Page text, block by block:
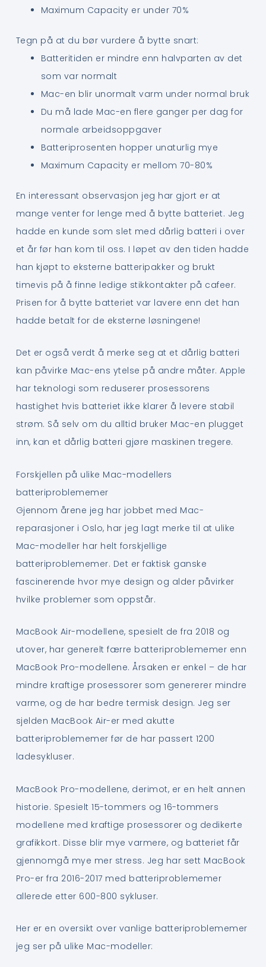
Maximum Capacity er under 70%
Tegn på at du bør vurdere å bytte snart:
Batteritiden er mindre enn halvparten av det
som var normalt
Mac-en blir unormalt varm under normal bruk
Du må lade Mac-en flere ganger per dag for
normale arbeidsoppgaver
Batteriprosenten hopper unaturlig mye
Maximum Capacity er mellom 70-80%
En interessant observasjon jeg har gjort er at
mange venter for lenge med å bytte batteriet. Jeg
hadde en kunde som slet med dårlig batteri i over
et år før han kom til oss. I løpet av den tiden hadde
han kjøpt to eksterne batteripakker og brukt
timevis på å finne ledige stikkontakter på cafeer.
Prisen for å bytte batteriet var lavere enn det han
hadde betalt for de eksterne løsningene!
Det er også verdt å merke seg at et dårlig batteri
kan påvirke Mac-ens ytelse på andre måter. Apple
har teknologi som reduserer prosessorens
hastighet hvis batteriet ikke klarer å levere stabil
strøm. Så selv om du alltid bruker Mac-en plugget
inn, kan et dårlig batteri gjøre maskinen tregere.
Forskjellen på ulike Mac-modellers
batteriproblememer
Gjennom årene jeg har jobbet med Mac-
reparasjoner i Oslo, har jeg lagt merke til at ulike
Mac-modeller har helt forskjellige
batteriproblememer. Det er faktisk ganske
fascinerende hvor mye design og alder påvirker
hvilke problemer som oppstår.
MacBook Air-modellene, spesielt de fra 2018 og
utover, har generelt færre batteriproblememer enn
MacBook Pro-modellene. Årsaken er enkel – de har
mindre kraftige prosessorer som genererer mindre
varme, og de har bedre termisk design. Jeg ser
sjelden MacBook Air-er med akutte
batteriproblememer før de har passert 1200
ladesykluser.
MacBook Pro-modellene, derimot, er en helt annen
historie. Spesielt 15-tommers og 16-tommers
modellene med kraftige prosessorer og dedikerte
grafikkort. Disse blir mye varmere, og batteriet får
gjennomgå mye mer stress. Jeg har sett MacBook
Pro-er fra 2016-2017 med batteriproblememer
allerede etter 600-800 sykluser.
Her er en oversikt over vanlige batteriproblememer
jeg ser på ulike Mac-modeller: